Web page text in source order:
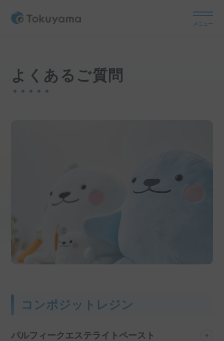
メニュー
よくあるご質問
コンポジットレジン
パルフィークエステライトペースト